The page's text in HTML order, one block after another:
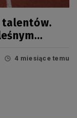
talentów.
4 miesiące temu